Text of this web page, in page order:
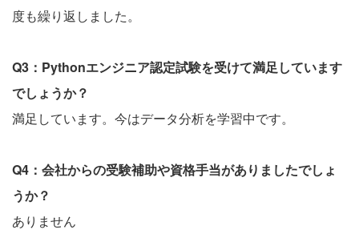
度も繰り返しました。
Q3：Pythonエンジニア認定試験を受けて満足しています
でしょうか？
満足しています。今はデータ分析を学習中です。
Q4：会社からの受験補助や資格手当がありましたでしょ
うか？
ありません